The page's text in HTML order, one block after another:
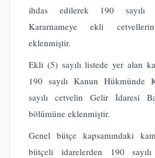
ihdas edilerek 190 sayılı
Kararnameye ekli
eklenmiştir.
Ekli (5) sayılı listede yer alan
190 sayılı Kanun Hükmünde
sayılı cetvelin Gelir İdaresi
bölümüne eklenmiştir.
Genel bütçe kapsamındaki
bütçeli idarelerden 190